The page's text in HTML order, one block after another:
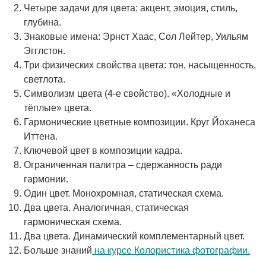
Четыре задачи для цвета: акцент, эмоция, стиль,
глубина.
Знаковые имена: Эрнст Хаас, Сол Лейтер, Уильям
Эгглстон.
Три физических свойства цвета: тон, насыщенность,
светлота.
Символизм цвета (4-е свойство). «Холодные и
тёплые» цвета.
Гармонические цветные композиции. Круг Йоханеса
Иттена.
Ключевой цвет в композиции кадра.
Ограниченная палитра – сдержанность ради
гармонии.
Один цвет. Монохромная, статическая схема.
Два цвета. Аналогичная, статическая
гармоническая схема.
Два цвета. Динамический комплементарный цвет.
Больше знаний на курсе Колористика фотографии.